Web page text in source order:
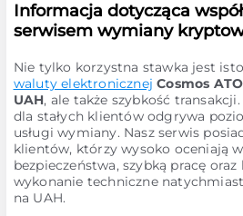
Informacja dotycząca
serwisem wymiany
Nie tylko korzystna stawka jest
waluty elektronicznej Cosmos
UAH, ale także szybkość
dla stałych klientów odgrywa
usługi wymiany. Nasz serwis
klientów, którzy wysoko oceniają
bezpieczeństwa, szybką pracę
wykonanie techniczne
na UAH.